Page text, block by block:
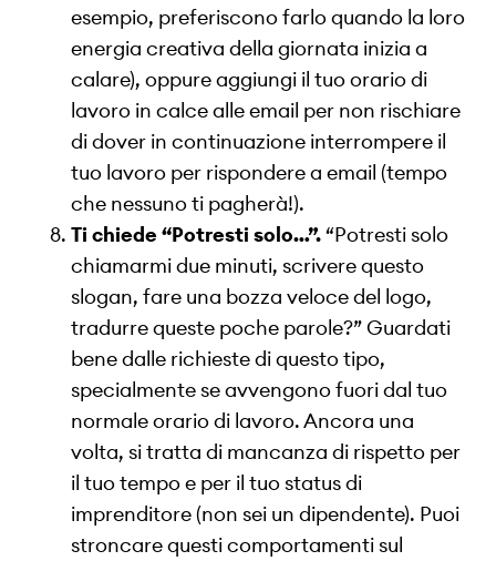
esempio, preferiscono farlo quando la loro
energia creativa della giornata inizia a
calare), oppure aggiungi il tuo orario di
lavoro in calce alle email per non rischiare
di dover in continuazione interrompere il
tuo lavoro per rispondere a email (tempo
che nessuno ti pagherà!).
Ti chiede “Potresti solo…”.“Potresti solo
chiamarmi due minuti, scrivere questo
slogan, fare una bozza veloce del logo,
tradurre queste poche parole?” Guardati
bene dalle richieste di questo tipo,
specialmente se avvengono fuori dal tuo
normale orario di lavoro. Ancora una
volta, si tratta di mancanza di rispetto per
il tuo tempo e per il tuo status di
imprenditore (non sei un dipendente). Puoi
stroncare questi comportamenti sul